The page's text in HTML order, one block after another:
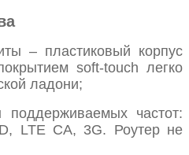
– пластиковый корпус
soft-touch легко
ладони;
поддерживаемых частот:
LTE CA, 3G. Роутер не